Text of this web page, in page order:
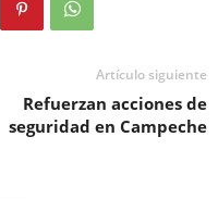
Artículo siguiente
Refuerzan acciones de
seguridad en Campeche